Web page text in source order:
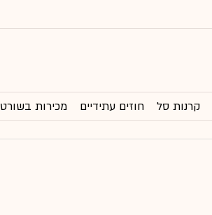
קרנות סל חוזים עתידיים מכירות בשורט